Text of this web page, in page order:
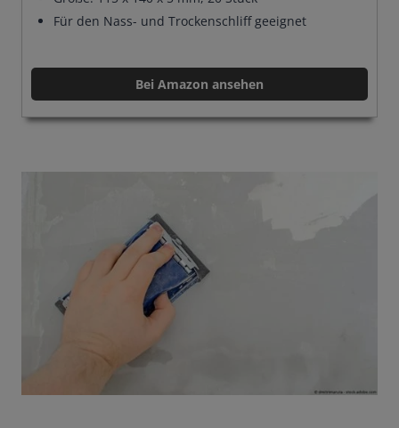
Für den Nass- und Trockenschliff geeignet
Bei Amazon ansehen